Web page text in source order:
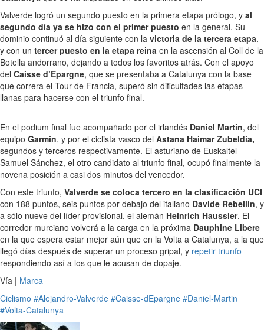
Valverde logró un segundo puesto en la primera etapa prólogo, y al
segundo día ya se hizo con el primer puesto en la general. Su
dominio continuó al día siguiente con la victoria de la tercera etapa,
y con un tercer puesto en la etapa reina en la ascensión al Coll de la
Botella andorrano, dejando a todos los favoritos atrás. Con el apoyo
del Caisse d’Epargne, que se presentaba a Catalunya con la base
que correra el Tour de Francia, superó sin dificultades las etapas
llanas para hacerse con el triunfo final.
En el podium final fue acompañado por el irlandés Daniel Martin, del
equipo Garmin, y por el ciclista vasco del Astana Haimar Zubeldia,
segundos y terceros respectivamente. El asturiano de Euskaltel
Samuel Sánchez, el otro candidato al triunfo final, ocupó finalmente la
novena posición a casi dos minutos del vencedor.
Con este triunfo, Valverde se coloca tercero en la clasificación UCI
con 188 puntos, seis puntos por debajo del italiano Davide Rebellin, y
a sólo nueve del líder provisional, el alemán Heinrich Haussler. El
corredor murciano volverá a la carga en la próxima Dauphine Libere
en la que espera estar mejor aún que en la Volta a Catalunya, a la que
llegó días después de superar un proceso gripal, y repetir triunfo
respondiendo así a los que le acusan de dopaje.
Vía | Marca
Ciclismo #Alejandro-Valverde #Caisse-dEpargne #Daniel-Martin
#Volta-Catalunya